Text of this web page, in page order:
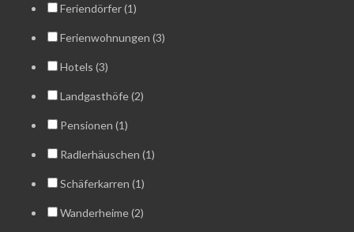
Feriendörfer (1)
Ferienwohnungen (3)
Hotels (3)
Landgasthöfe (2)
Pensionen (1)
Radlerhäuschen (1)
Schäferkarren (1)
Wanderheime (2)